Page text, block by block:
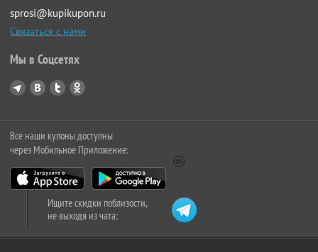
sprosi@kupikupon.ru
Связаться с нами
Мы в Соцсетях
Все наши купоны доступны
через Мобильное Приложение:
Ищите скидки поблизости,
не выходя из чата: